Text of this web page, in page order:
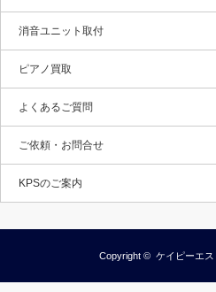
消音ユニット取付
ピアノ買取
よくあるご質問
ご依頼・お問合せ
KPSのご案内
Copyright © ケイピーエス